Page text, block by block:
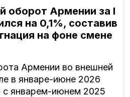
оборот Армении за I
на 0,1%, составив
на фоне смене
Армении во внешней
в январе-июне 2026
с январем-июнем 2025